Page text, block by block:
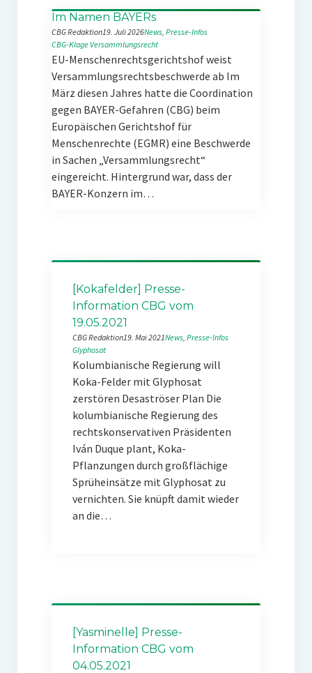
Im Namen BAYERs
CBG Redaktion19. Juli 2026News, Presse-Infos
CBG-Klage Versammlungsrecht
EU-Menschenrechtsgerichtshof weist
Versammlungsrechtsbeschwerde ab Im
März diesen Jahres hatte die Coordination
gegen BAYER-Gefahren (CBG) beim
Europäischen Gerichtshof für
Menschenrechte (EGMR) eine Beschwerde
in Sachen „Versammlungsrecht“
eingereicht. Hintergrund war, dass der
BAYER-Konzern im…
[Kokafelder] Presse-
Information CBG vom
19.05.2021
CBG Redaktion19. Mai 2021News, Presse-Infos
Glyphosat
Kolumbianische Regierung will
Koka-Felder mit Glyphosat
zerstören Desaströser Plan Die
kolumbianische Regierung des
rechtskonservativen Präsidenten
Iván Duque plant, Koka-
Pflanzungen durch großflächige
Sprüheinsätze mit Glyphosat zu
vernichten. Sie knüpft damit wieder
an die…
[Yasminelle] Presse-
Information CBG vom
04.05.2021